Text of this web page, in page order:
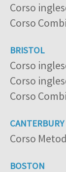
Corso
Corso
BRISTOL
Corso
Corso
Corso
CANTERBURY
Corso
BOSTON